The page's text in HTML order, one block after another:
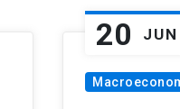
20 JUN